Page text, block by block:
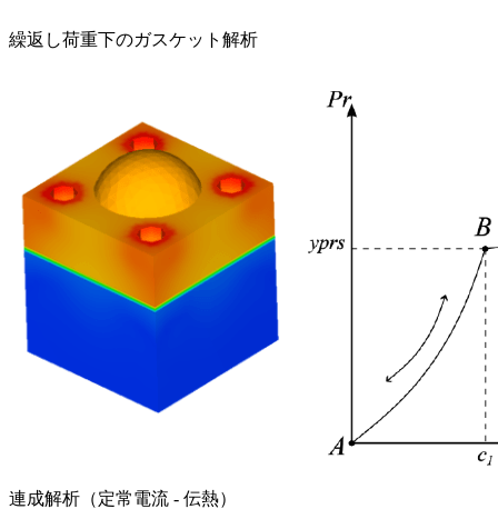
繰返し荷重下のガスケット解析
連成解析（定常電流 - 伝熱）